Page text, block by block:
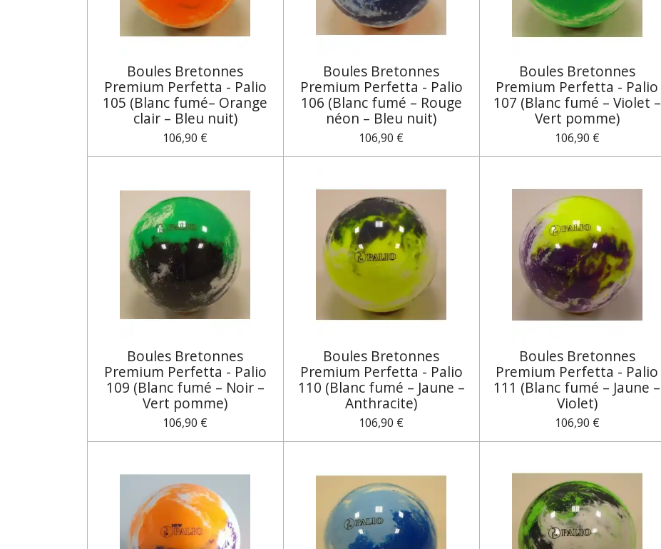
Boules Bretonnes
Premium Perfetta - Palio
105 (Blanc fumé– Orange
clair – Bleu nuit)
106,90 €
Boules Bretonnes
Premium Perfetta - Palio
106 (Blanc fumé – Rouge
néon – Bleu nuit)
106,90 €
Boules Bretonnes
Premium Perfetta - Palio
107 (Blanc fumé – Violet –
Vert pomme)
106,90 €
Boules Bretonnes
Premium Perfetta - Palio
109 (Blanc fumé – Noir –
Vert pomme)
106,90 €
Boules Bretonnes
Premium Perfetta - Palio
110 (Blanc fumé – Jaune –
Anthracite)
106,90 €
Boules Bretonnes
Premium Perfetta - Palio
111 (Blanc fumé – Jaune –
Violet)
106,90 €